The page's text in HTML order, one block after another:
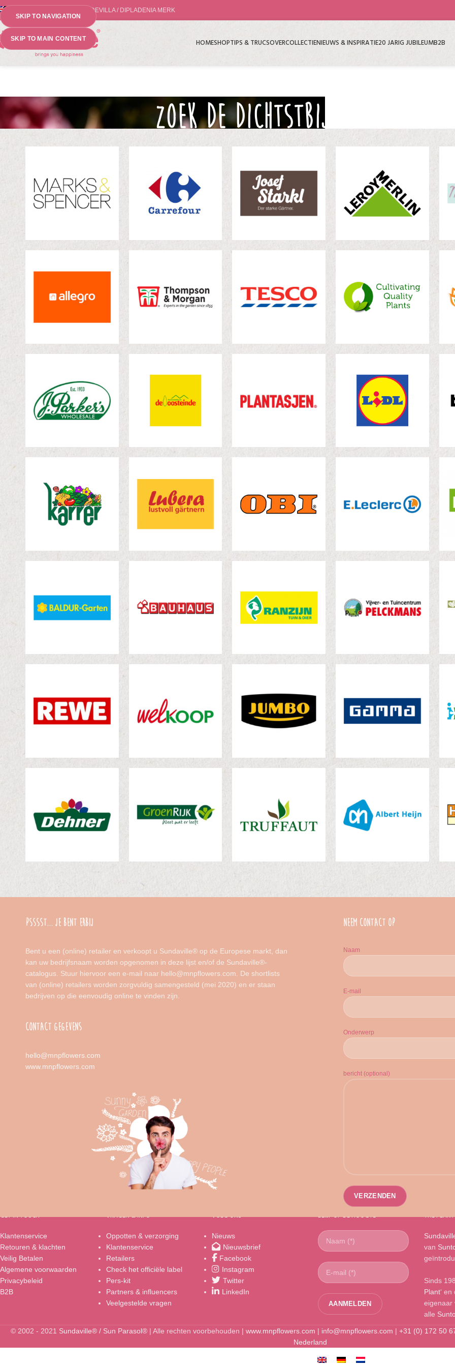
SKIP TO NAVIGATION
SKIP TO MAIN CONTENT
'S WERELDS NO.1 MANDEVILLA / DIPLADENIA MERK
HOMESHOPTIPS & TRUCSOVERCOLLECTIENIEUWS & INSPIRATIE20 JARIG JUBILEUMB2B
ZOEK DE DICHTSTBIJZIJNDE WINKEL!
PSSSST... JE BENT ERBIJ
Bent u een (online) retailer en verkoopt u Sundaville® op de Europese markt, dan
kan uw bedrijfsnaam worden opgenomen in deze lijst en/of de Sundaville®-
catalogus. Stuur hiervoor een e-mail naar hello@mnpflowers.com. De shortlists
van (online) retailers worden zorgvuldig samengesteld (mei 2020) en er staan
bedrijven op die eenvoudig online te vinden zijn.
CONTACT GEGEVENS
hello@mnpflowers.com
www.mnpflowers.com
NEEM CONTACT OP
Naam
E-mail
Onderwerp
bericht (optional)
GET IN TOUCH
Klantenservice
Retouren & klachten
Veilig Betalen
Algemene voorwaarden
Privacybeleid
B2B
VRAGEN & INFO
Oppotten & verzorging
Klantenservice
Retailers
Check het officiële label
Pers-kit
Partners & influencers
Veelgestelde vragen
VOLG ONS
Nieuws
Nieuwsbrief
Facebook
Instagram
Twitter
LinkedIn
BLIJF OP DE HOOGTE THE
van
Sinds
Plant‘ en
eigenaar
alle
© 2002 - 2021 Sundaville® / Sun Parasol® | Alle rechten voorbehouden | www.mnpflowers.com | info@mnpflowers.com | +31 (0) 172 50
Nederland